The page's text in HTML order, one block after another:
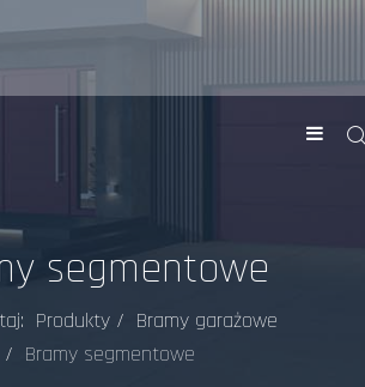
segmentowe
Produkty
Bramy garażowe
Bramy segmentowe